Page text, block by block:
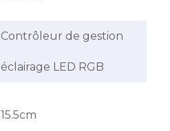
‎Contrôleur de gestion
éclairage LED RGB
15.5cm